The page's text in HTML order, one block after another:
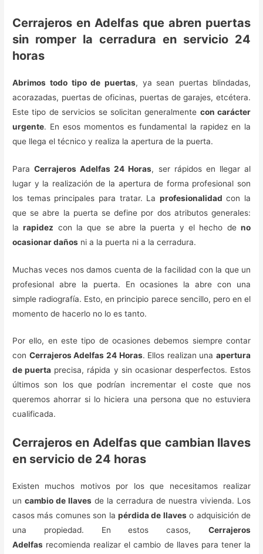
Cerrajeros en Adelfas que abren puertas
sin romper la cerradura en servicio 24
horas
Abrimos todo tipo de puertas, ya sean puertas blindadas,
acorazadas, puertas de oficinas, puertas de garajes, etcétera.
Este tipo de servicios se solicitan generalmente con carácter
urgente. En esos momentos es fundamental la rapidez en la
que llega el técnico y realiza la apertura de la puerta.
ParaCerrajeros Adelfas 24 Horas, ser rápidos en llegar al
lugar y la realización de la apertura de forma profesional son
los temas principales para tratar. La profesionalidad con la
que se abre la puerta se define por dos atributos generales:
larapidez con la que se abre la puerta y el hecho de no
ocasionar daños ni a la puerta ni a la cerradura.
Muchas veces nos damos cuenta de la facilidad con la que un
profesional abre la puerta. En ocasiones la abre con una
simple radiografía. Esto, en principio parece sencillo, pero en el
momento de hacerlo no lo es tanto.
Por ello, en este tipo de ocasiones debemos siempre contar
con Cerrajeros Adelfas 24 Horas. Ellos realizan una apertura
de puerta precisa, rápida y sin ocasionar desperfectos. Estos
últimos son los que podrían incrementar el coste que nos
queremos ahorrar si lo hiciera una persona que no estuviera
cualificada.
Cerrajeros en Adelfas que cambian llaves
en servicio de 24 horas
Existen muchos motivos por los que necesitamos realizar
uncambio de llaves de la cerradura de nuestra vivienda. Los
casos más comunes son la pérdida de llaveso adquisición de
una propiedad. En estos casos, Cerrajeros
Adelfas recomienda realizar el cambio de llaves para tener la